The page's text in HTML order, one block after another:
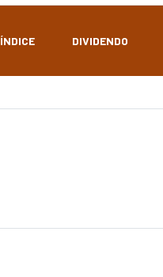
ÍNDICE DIVIDENDO